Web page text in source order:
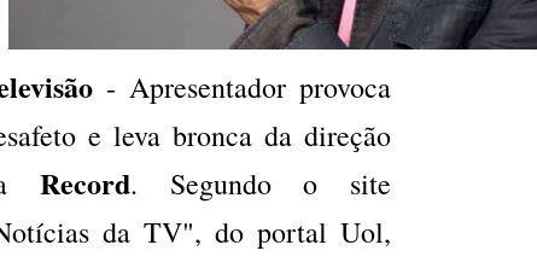
- Apresentador provoca
e leva bronca da direção
Record. Segundo o site
da TV", do portal Uol,